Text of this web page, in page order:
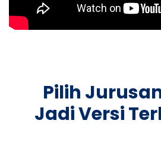
Pilih
Jadi Versi